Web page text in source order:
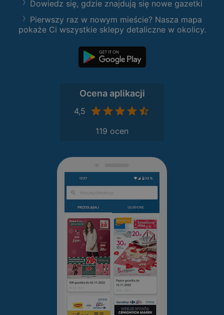
Dowiedz się, gdzie znajdują się nowe gazetki
Pierwszy raz w nowym mieście? Nasza mapa
pokaże Ci wszystkie sklepy detaliczne w okolicy.
Ocena aplikacji
4,5
119 ocen